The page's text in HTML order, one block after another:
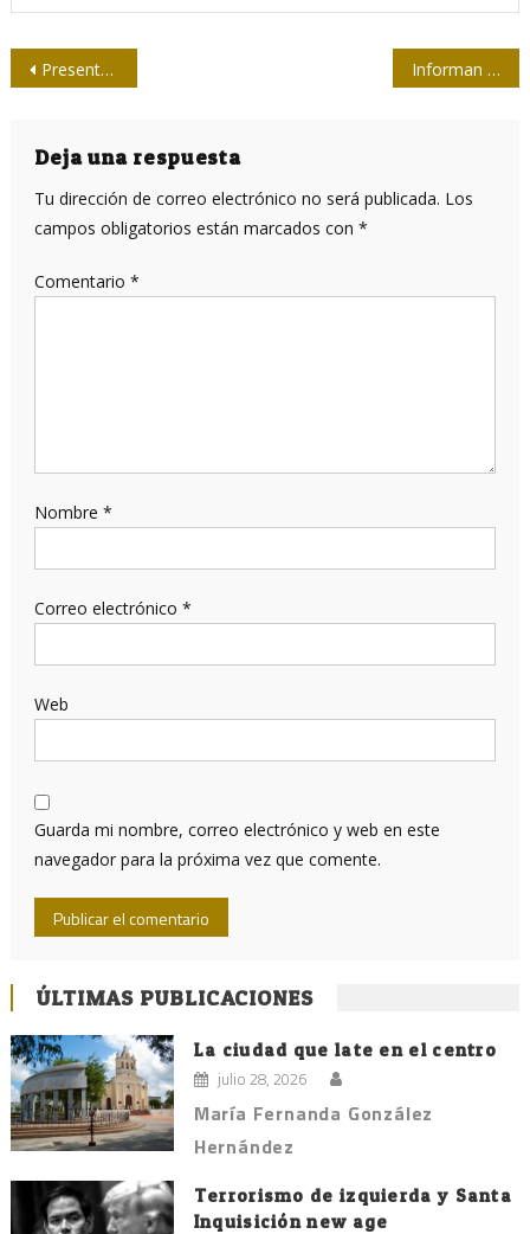
Navegación
entradas
Presentan ganadores del concurso de Periodismo Histórico 2022 Informan cambios para acceder a la carrera de Periodismo
Deja una respuesta
Tu dirección de correo electrónico no será publicada. Los
campos obligatorios están marcados con *
Comentario *
Nombre *
Correo electrónico *
Web
Guarda mi nombre, correo electrónico y web en este
navegador para la próxima vez que comente.
ÚLTIMAS PUBLICACIONES
La ciudad que late en el centro
julio 28, 2026
María Fernanda González
Hernández
Terrorismo de izquierda y Santa
Inquisición new age